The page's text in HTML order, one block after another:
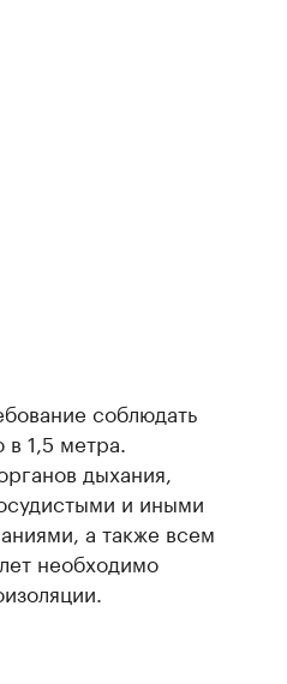
соблюдать
1,5 метра.
дыхания,
и иными
а также всем
необходимо